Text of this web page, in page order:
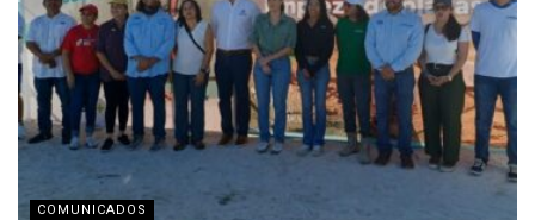
COMUNICADOS